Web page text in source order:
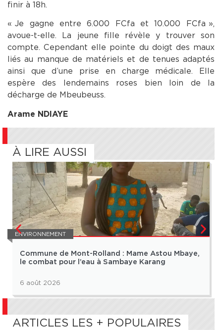
finir à 18h.
« Je gagne entre 6.000 FCfa et 10.000 FCfa »,
avoue-t-elle. La jeune fille révèle y trouver son
compte. Cependant elle pointe du doigt des maux
liés au manque de matériels et de tenues adaptés
ainsi que d’une prise en charge médicale. Elle
espère des lendemains roses bien loin de la
décharge de Mbeubeuss.
Arame NDIAYE
À LIRE AUSSI
ENVIRONNEMENT
Commune de Mont-Rolland : Mame Astou Mbaye,
le combat pour l’eau à Sambaye Karang
6 août 2026
ARTICLES LES + POPULAIRES